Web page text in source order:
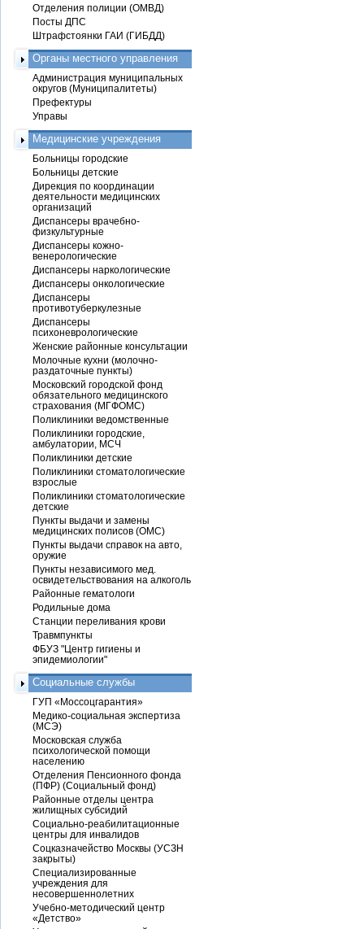
Отделения полиции (ОМВД)
Посты ДПС
Штрафстоянки ГАИ (ГИБДД)
Органы местного управления
Администрация муниципальных
округов (Муниципалитеты)
Префектуры
Управы
Медицинские учреждения
Больницы городские
Больницы детские
Дирекция по координации
деятельности медицинских
организаций
Диспансеры врачебно-
физкультурные
Диспансеры кожно-
венерологические
Диспансеры наркологические
Диспансеры онкологические
Диспансеры
противотуберкулезные
Диспансеры
психоневрологические
Женские районные консультации
Молочные кухни (молочно-
раздаточные пункты)
Московский городской фонд
обязательного медицинского
страхования (МГФОМС)
Поликлиники ведомственные
Поликлиники городские,
амбулатории, МСЧ
Поликлиники детские
Поликлиники стоматологические
взрослые
Поликлиники стоматологические
детские
Пункты выдачи и замены
медицинских полисов (ОМС)
Пункты выдачи справок на авто,
оружие
Пункты независимого мед.
освидетельствования на алкоголь
Районные гематологи
Родильные дома
Станции переливания крови
Травмпункты
ФБУЗ "Центр гигиены и
эпидемиологии"
Социальные службы
ГУП «Моссоцгарантия»
Медико-социальная экспертиза
(МСЭ)
Московская служба
психологической помощи
населению
Отделения Пенсионного фонда
(ПФР) (Социальный фонд)
Районные отделы центра
жилищных субсидий
Социально-реабилитационные
центры для инвалидов
Соцказначейство Москвы (УСЗН
закрыты)
Специализированные
учреждения для
несовершеннолетних
Учебно-методический центр
«Детство»